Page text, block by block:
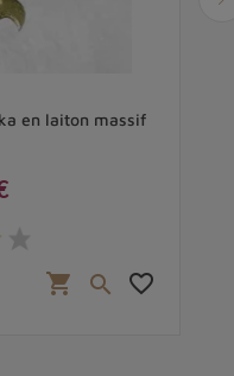
en laiton massif
shopping_cart  favorite_border